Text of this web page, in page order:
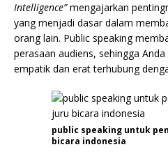
Intelligence”mengajarkan
yang menjadi dasar dalam
orang lain. Public speaking
perasaan audiens, sehingga
empatik dan erat terhubung
public speaking untuk
bicara indonesia